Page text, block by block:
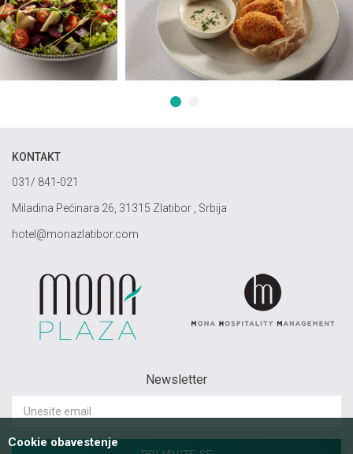
1
KONTAKT
031/ 841-021
Miladina Pećinara 26, 31315 Zlatibor , Srbija
hotel@monazlatibor.com
Newsletter
Cookie obavestenje